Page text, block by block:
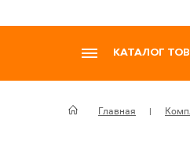
КАТАЛОГ
Главная